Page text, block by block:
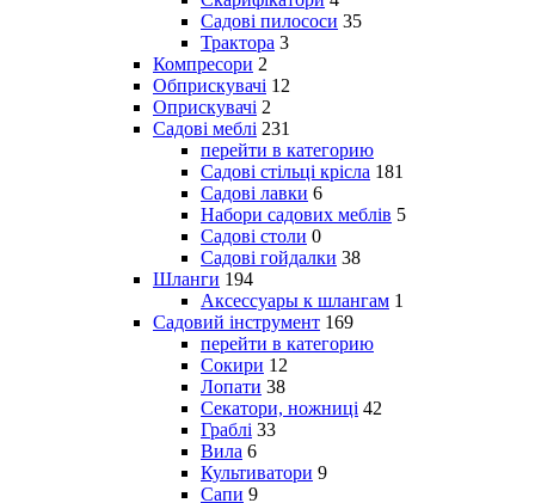
Садові пилососи 35
Трактора 3
Компресори 2
Обприскувачі 12
Оприскувачі 2
Садові меблі 231
перейти в категорию
Садові стільці крісла 181
Садові лавки 6
Набори садових меблів 5
Садові столи 0
Садові гойдалки 38
Шланги 194
Аксессуары к шлангам 1
Садовий інструмент 169
перейти в категорию
Сокири 12
Лопати 38
Секатори, ножниці 42
Граблі 33
Вила 6
Культиватори 9
Сапи 9